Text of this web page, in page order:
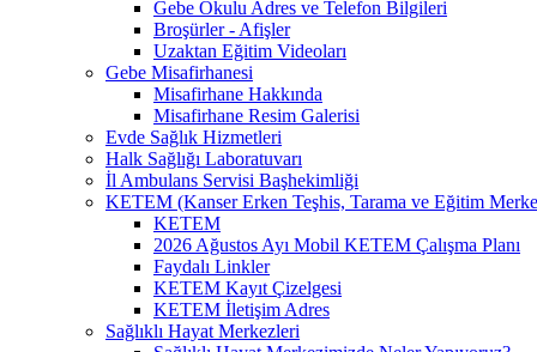
Gebe Okulu Adres ve Telefon Bilgileri
Broşürler - Afişler
Uzaktan Eğitim Videoları
Gebe Misafirhanesi
Misafirhane Hakkında
Misafirhane Resim Galerisi
Evde Sağlık Hizmetleri
Halk Sağlığı Laboratuvarı
İl Ambulans Servisi Başhekimliği
KETEM (Kanser Erken Teşhis, Tarama ve Eğitim
KETEM
2026 Ağustos Ayı Mobil KETEM Çalışma Planı
Faydalı Linkler
KETEM Kayıt Çizelgesi
KETEM İletişim Adres
Sağlıklı Hayat Merkezleri